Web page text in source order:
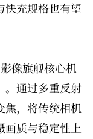
快充规格也有望
像旗舰核心机
通过多重反射
焦，将传统相机
画质与稳定性上